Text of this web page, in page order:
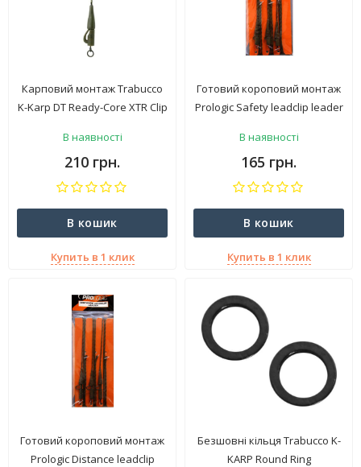
Карповий монтаж Trabucco
K-Karp DT Ready-Core XTR Clip
В наявності
210 грн.
В кошик
Купить в 1 клик
Готовий короповий монтаж
Prologic Safety leadclip leader
В наявності
165 грн.
В кошик
Купить в 1 клик
Готовий короповий монтаж
Prologic Distance leadclip
Безшовні кільця Trabucco K-
KARP Round Ring